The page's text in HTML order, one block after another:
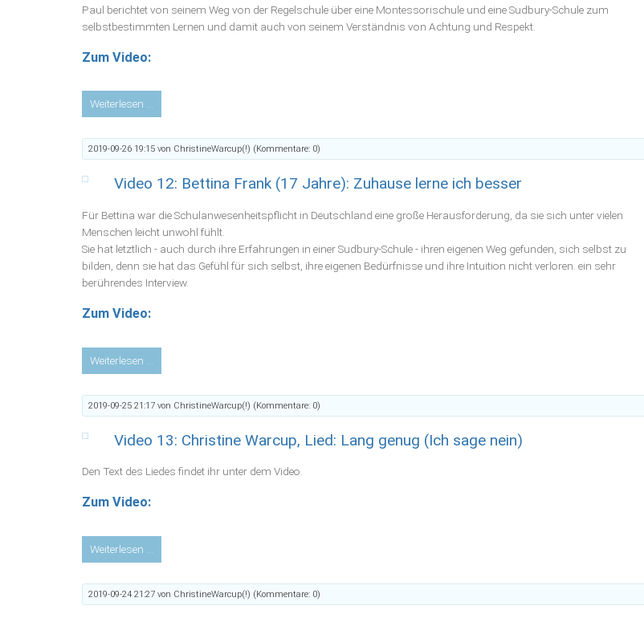
Kindern):
Von
Lernbegleiterin
Paul berichtet von seinem Weg von der Regelschule über eine Montessorischule und eine Sudbury-Schule zum
selbstbestimmten Lernen und damit auch von seinem Verständnis von Achtung und Respekt.
Zum Video:
Weiterlesen …
11:
Paul
Wiedemann
Jahre):
und
Respekt
ein
Sudbury-
2019-09-26 19:15 von ChristineWarcup(!) (Kommentare: 0)
Video 12: Bettina Frank (17 Jahre): Zuhause lerne ich besser
Für Bettina war die Schulanwesenheitspflicht in Deutschland eine große Herausforderung, da sie sich unter vielen
Menschen leicht unwohl fühlt.
Sie hat letztlich - auch durch ihre Erfahrungen in einer Sudbury-Schule - ihren eigenen Weg gefunden, sich selbst zu
bilden, denn sie hat das Gefühl für sich selbst, ihre eigenen Bedürfnisse und ihre Intuition nicht verloren. ein sehr
berührendes Interview.
Zum Video:
Weiterlesen …
12:
Bettina
Frank
Jahre):
lerne
2019-09-25 21:17 von ChristineWarcup(!) (Kommentare: 0)
Video 13: Christine Warcup, Lied: Lang genug (Ich sage nein)
Den Text des Liedes findet ihr unter dem Video.
Zum Video:
Weiterlesen …
13:
Christine
Warcup,
2019-09-24 21:27 von ChristineWarcup(!) (Kommentare: 0)